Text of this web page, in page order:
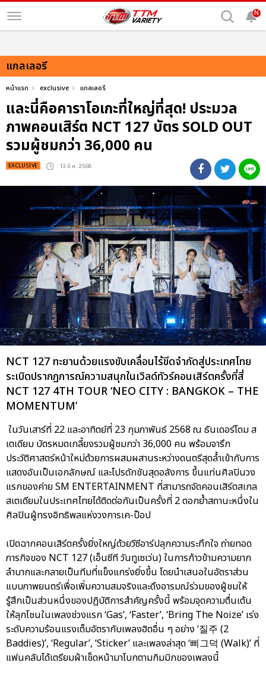
N
แกลเลอรี
หน้าแรก exclusive แกลเลอรี
และนี่คือคาราโอเกะที่ใหญ่ที่สุด! ประมวล
ภาพคอนเสิร์ต NCT 127 บัตร SOLD OUT
รวมผู้ชมกว่า 36,000 คน
EXCLUSIVE : 13 มี.ค. 2568
NCT 127 ทะยานด้วยแรงขับเคลื่อนไร้ขีดจำกัดสู่ประเทศไทย
ระเบิดปรากฏการณ์ความสนุกในเวิลด์ทัวร์คอนเสิร์ตครั้งที่สี่
NCT 127 4TH TOUR ‘NEO CITY : BANGKOK – THE
MOMENTUM’
ในวันเสาร์ที่ 22 และอาทิตย์ที่ 23 กุมภาพันธ์ 2568 ณ ธันเดอร์โดม ส
เตเดียม บัตรหมดเกลี้ยงรวมผู้ชมกว่า 36,000 คน พร้อมจารึก
ประวัติศาสตร์หน้าใหม่ด้วยการผสมผสานระหว่างดนตรีสุดล้ำเข้ากับการ
แสดงอันเป็นเอกลักษณ์ และโปรดักชันสุดอลังการ ขึ้นแท่นศิลปินวง
แรกของค่าย SM ENTERTAINMENT ที่สามารถจัดคอนเสิร์ตสเกล
สเตเดียมในประเทศไทยได้ติดต่อกันเป็นครั้งที่ 2 ตอกย้ำสถานะหนึ่งใน
ศิลปินผู้ทรงอิทธิพลแห่งวงการเค-ป็อป
เปิดฉากคอนเสิร์ตครั้งยิ่งใหญ่ด้วยวีซีอาร์ปลุกความระทึกใจ ถ่ายทอด
ภารกิจของ NCT 127 (เอ็นซีที วันทูเซเว่น) ในการก้าวข้ามความยาก
ลำบากและกลายเป็นทีมที่แข็งแกร่งยิ่งขึ้น โดยนำเสนอในอัตราส่วน
แบบภาพยนตร์เพื่อเพิ่มความสมจริงและดึงอารมณ์ร่วมของผู้ชมให้
รู้สึกเป็นส่วนหนึ่งของปฏิบัติการสำคัญครั้งนี้ พร้อมจุดความตื่นเต้น
ให้ลุกโชนในเพลงช่วงแรก ‘Gas’, ‘Faster’, ‘Bring The Noize’ เร่ง
ระดับความร้อนแรงเต็มอัตรากับเพลงฮิตอื่น ๆ อย่าง ‘질주 (2
Baddies)’, ‘Regular’, ‘Sticker’ และเพลงล่าสุด ‘삐그덕 (Walk)’ ที่
แฟนคลับได้เตรียมผ้าเช็ดหน้ามาโบกตามกิมมิกของเพลงนี้